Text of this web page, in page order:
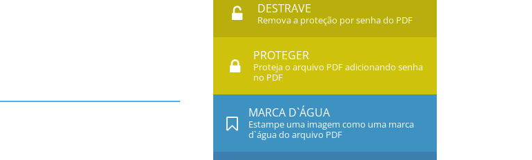
DESTRAVE
Remova a proteção por senha do PDF
PROTEGER
Proteja o arquivo PDF adicionando senha
no PDF
MARCA D`ÁGUA
Estampe uma imagem como uma marca
d`água do arquivo PDF